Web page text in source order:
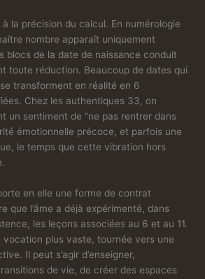
la précision du calcul. En numérologie
nombre apparaît uniquement
blocs de la date de naissance conduit
toute réduction. Beaucoup de dates qui
transforment en réalité en 6
Chez les authentiques 33, on
un sentiment de “ne pas rentrer dans
émotionnelle précoce, et parfois une
le temps que cette vibration hors
en elle une forme de contrat
que l’âme a déjà expérimenté, dans
les leçons associées au 6 et au 11.
vocation plus vaste, tournée vers une
Il peut s’agir d’enseigner,
de vie, de créer des espaces